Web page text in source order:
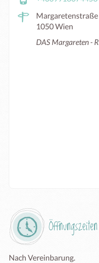
1050 Wien
DAS Margareten -
Öffnungszeiten
Nach Vereinbarung.